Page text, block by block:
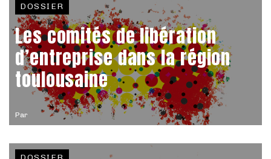
Par
DOSSIER
Les comités de libération
d’entreprise dans la région
toulousaine